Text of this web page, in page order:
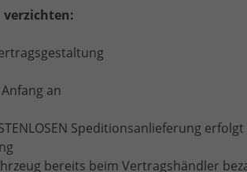
Custom:
& Familien
niedrige Betriebskosten
an
Speditionsanlieferung
bereits beim Vertragshändler